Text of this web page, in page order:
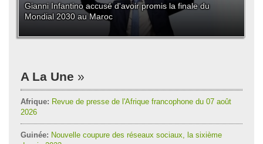
Gianni Infantino accusé d'avoir promis la finale du
Mondial 2030 au Maroc
A La Une
Afrique: Revue de presse de l'Afrique francophone du 07 août
2026
Guinée: Nouvelle coupure des réseaux sociaux, la sixième